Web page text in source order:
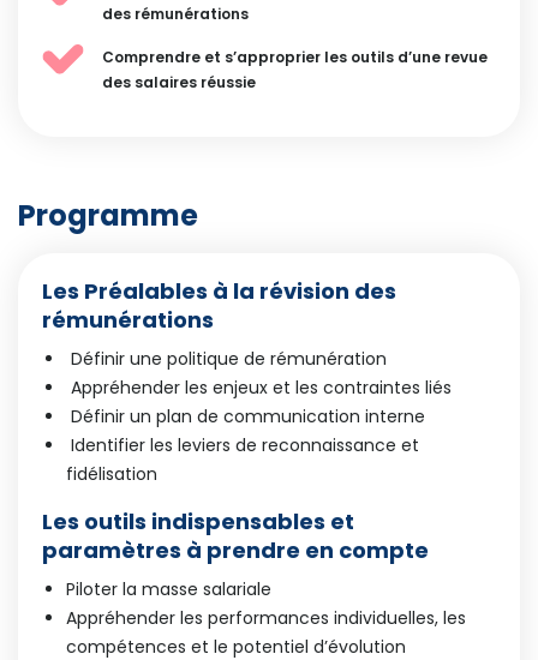
des rémunérations
Comprendre et s’approprier les outils d’une revue
des salaires réussie
Programme
Les Préalables à la révision des
rémunérations
Définir une politique de rémunération
Appréhender les enjeux et les contraintes liés
Définir un plan de communication interne
Identifier les leviers de reconnaissance et
fidélisation
Les outils indispensables et
paramètres à prendre en compte
Piloter la masse salariale
Appréhender les performances individuelles, les
compétences et le potentiel d’évolution